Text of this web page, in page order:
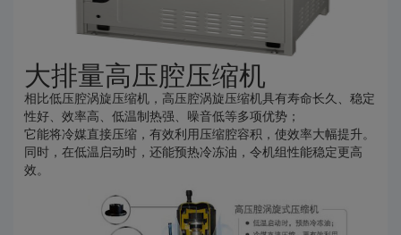
大排量高压腔压缩机
相比低压腔涡旋压缩机，高压腔涡旋压缩机具有寿命长久、稳定
性好、效率高、低温制热强、噪音低等多项优势；
它能将冷媒直接压缩，有效利用压缩腔容积，使效率大幅提升。
同时，在低温启动时，还能预热冷冻油，令机组性能稳定更高
效。